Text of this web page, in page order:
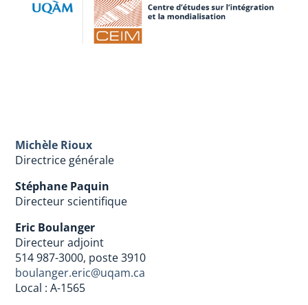
Michèle Rioux
Directrice générale
Stéphane Paquin
Directeur scientifique
Eric Boulanger
Directeur adjoint
514 987-3000, poste 3910
boulanger.eric@uqam.ca
Local : A-1565